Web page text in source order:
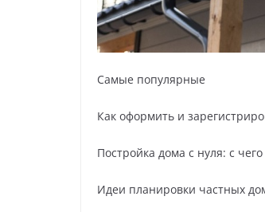
Самые популярные
Как оформить и
Постройка дома с нуля: с
Идеи планировки частных